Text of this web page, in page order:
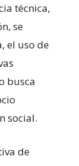
técnica,
se
el uso de
busca
social.
de